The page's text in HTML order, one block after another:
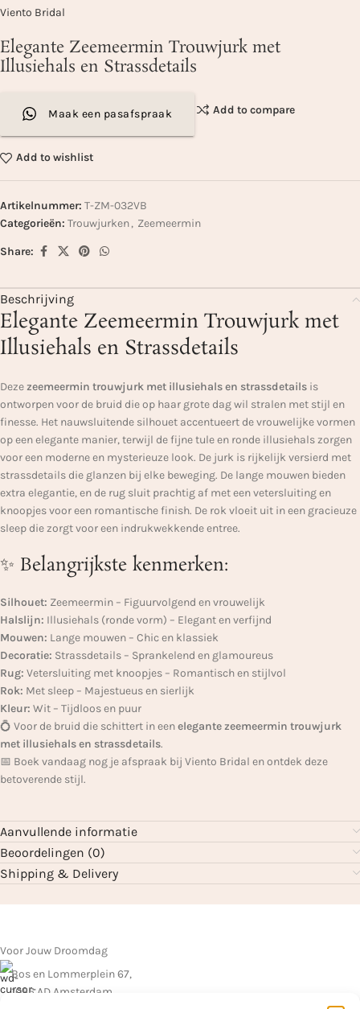
Viento Bridal
Elegante Zeemeermin Trouwjurk met
Illusiehals en Strassdetails
Maak een pasafspraak Add to compare
Add to wishlist
Artikelnummer: T-ZM-032VB
Categorieën: Trouwjurken, Zeemeermin
Share:
Beschrijving
Elegante Zeemeermin Trouwjurk met
Illusiehals en Strassdetails
Dezezeemeermin trouwjurk met illusiehals en strassdetails is
ontworpen voor de bruid die op haar grote dag wil stralen met stijl en
finesse. Het nauwsluitende silhouet accentueert de vrouwelijke vormen
op een elegante manier, terwijl de fijne tule en ronde illusiehals zorgen
voor een moderne en mysterieuze look. De jurk is rijkelijk versierd met
strassdetails die glanzen bij elke beweging. De lange mouwen bieden
extra elegantie, en de rug sluit prachtig af met een vetersluiting en
knoopjes voor een romantische finish. De rok vloeit uit in een gracieuze
sleep die zorgt voor een indrukwekkende entree.
✨ Belangrijkste kenmerken:
Silhouet: Zeemeermin – Figuurvolgend en vrouwelijk
Halslijn: Illusiehals (ronde vorm) – Elegant en verfijnd
Mouwen: Lange mouwen – Chic en klassiek
Decoratie: Strassdetails – Sprankelend en glamoureus
Rug: Vetersluiting met knoopjes – Romantisch en stijlvol
Rok: Met sleep – Majestueus en sierlijk
Kleur: Wit – Tijdloos en puur
💍 Voor de bruid die schittert in eenelegante zeemeermin trouwjurk
met illusiehals en strassdetails.
📅 Boek vandaag nog je afspraak bij Viento Bridal en ontdek deze
betoverende stijl.
Aanvullende informatie
Beoordelingen (0)
Shipping & Delivery
Voor Jouw Droomdag
Bos en Lommerplein 67,
1055 AD Amsterdam